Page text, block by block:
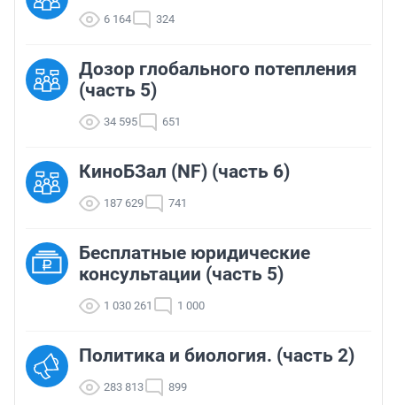
6 164 324
Дозор глобального потепления
(часть 5)
34 595 651
КиноБЗал (NF) (часть 6)
187 629 741
Бесплатные юридические
консультации (часть 5)
1 030 261 1 000
Политика и биология. (часть 2)
283 813 899